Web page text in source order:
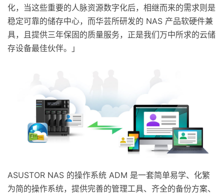
化，当这些重要的人脉资源数字化后，相继而来的需求则是
稳定可靠的储存中心，而华芸所研发的 NAS 产品软硬件兼
具，且提供三年保固的质量服务，正是我们万中所求的云储
存设备最佳伙伴。」
ASUSTOR NAS 的操作系统 ADM 是一套简单易学、化繁
为简的操作系统，提供完善的管理工具、齐全的备份方案、